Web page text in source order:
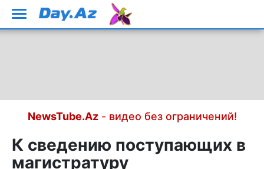
NewsTube.Az- видео без ограничений!
К сведению поступающих в
магистратуру